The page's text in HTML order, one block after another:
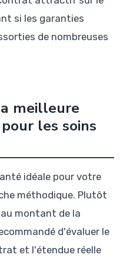
si les garanties
de nombreuses
meilleure
les soins
idéale pour votre
méthodique. Plutôt
montant de la
d'évaluer le
et l'étendue réelle